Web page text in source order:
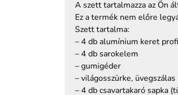
A szett tartalmazza az Ön
Ez a termék nem előre
Szett tartalma:
– 4 db alumínium keret
– 4 db sarokelem
– gumigéder
– világosszürke, üvegszálas
– 4 db csavartakaró sapka